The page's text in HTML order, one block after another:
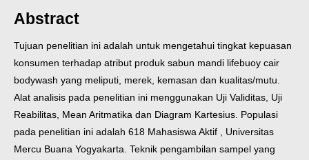
Abstract
Tujuan penelitian ini adalah untuk mengetahui tingkat kepuasan
konsumen terhadap atribut produk sabun mandi lifebuoy cair
bodywash yang meliputi, merek, kemasan dan kualitas/mutu.
Alat analisis pada penelitian ini menggunakan Uji Validitas, Uji
Reabilitas, Mean Aritmatika dan Diagram Kartesius. Populasi
pada penelitian ini adalah 618 Mahasiswa Aktif , Universitas
Mercu Buana Yogyakarta. Teknik pengambilan sampel yang